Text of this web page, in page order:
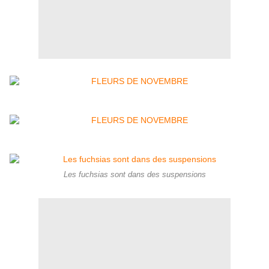
Les fuchsias sont dans des suspensions